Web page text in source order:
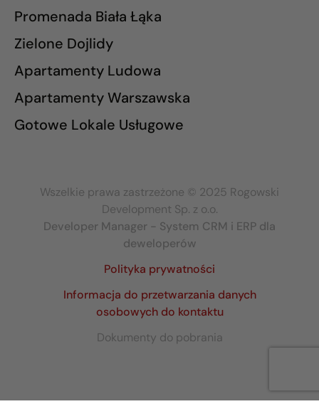
Promenada Biała Łąka
Zielone Dojlidy
Apartamenty Ludowa
Apartamenty Warszawska
Gotowe Lokale Usługowe
Wszelkie prawa zastrzeżone © 2025 Rogowski
Development Sp. z o.o.
Developer Manager - System CRM i ERP dla
deweloperów
Polityka prywatności
Informacja do przetwarzania danych
osobowych do kontaktu
Dokumenty do pobrania